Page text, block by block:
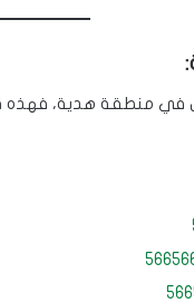
منطقة هدية، فهذه